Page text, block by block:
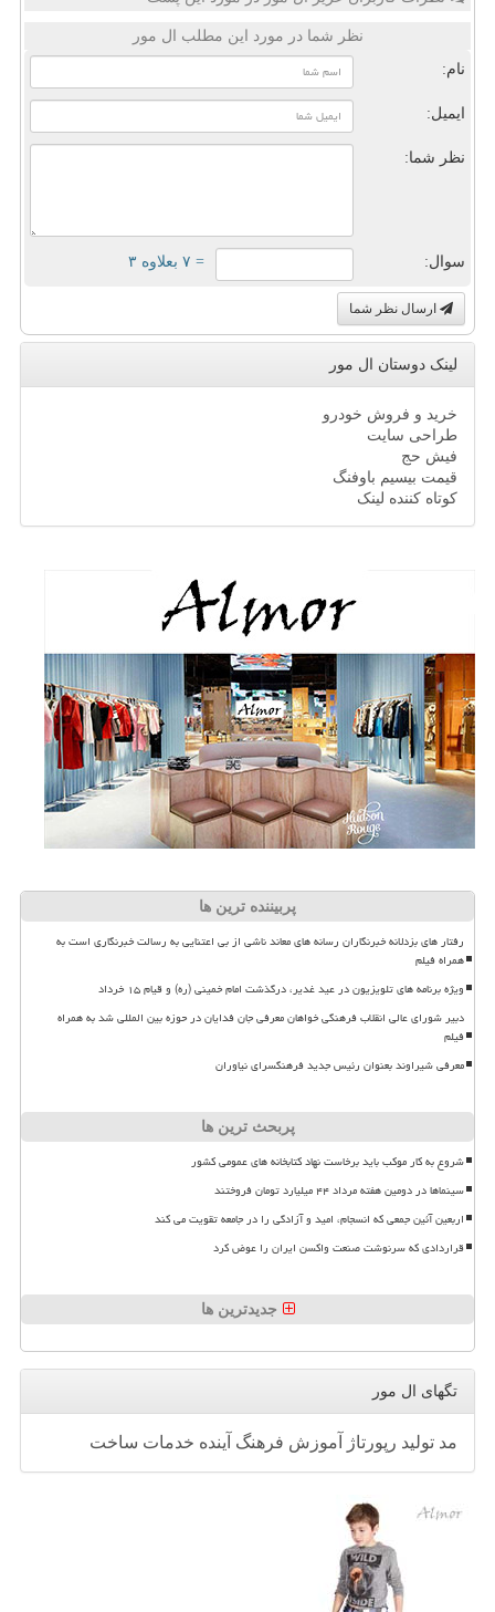
نظر شما در مورد این مطلب ال مور
نام:
ایمیل:
نظر شما:
سوال: = ۷ بعلاوه ۳
ارسال نظر شما
لینک دوستان ال مور
خرید و فروش خودرو
طراحی سایت
فیش حج
قیمت بیسیم باوفنگ
کوتاه کننده لینک
پربیننده ترین ها
رفتار های بزدلانه خبرنگاران رسانه های معاند ناشی از بی اعتنایی به رسالت خبرنگاری است به
همراه فیلم
ویژه برنامه های تلویزیون در عید غدیر، درگذشت امام خمینی (ره) و قیام ۱۵ خرداد
دبیر شورای عالی انقلاب فرهنگی خواهان معرفی جان فدایان در حوزه بین المللی شد به همراه
فیلم
معرفی شیراوند بعنوان رئیس جدید فرهنگسرای نیاوران
پربحث ترین ها
شروع به کار موکب باید برخاست نهاد کتابخانه های عمومی کشور
سینماها در دومین هفته مرداد ۴۴ میلیارد تومان فروختند
اربعین آئین جمعی که انسجام، امید و آزادگی را در جامعه تقویت می کند
قراردادی که سرنوشت صنعت واکسن ایران را عوض کرد
جدیدترین ها
تگهای ال مور
مد تولید رپورتاژ آموزش فرهنگ آینده خدمات ساخت